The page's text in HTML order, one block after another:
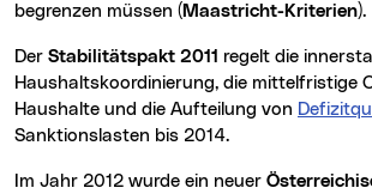
begrenzen müssen ( Maastricht-Kriterien).
Der Stabilitätspakt 2011 regelt die
Haushaltskoordinierung, die mittelfristige
Haushalte und die Aufteilung von
Sanktionslasten bis 2014.
Im Jahr 2012 wurde ein neuer